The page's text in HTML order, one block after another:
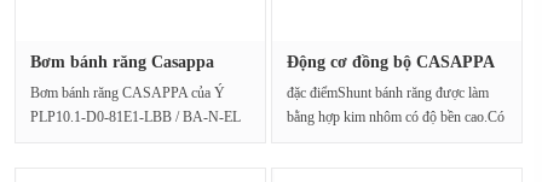
Bơm bánh răng Casappa
Bơm bánh răng CASAPPA của Ý
PLP10.1-D0-81E1-LBB / BA-N-EL
Động cơ đồng bộ CASAPPA
đặc điểmShunt bánh răng được làm
bằng hợp kim nhôm có độ bền cao.Có